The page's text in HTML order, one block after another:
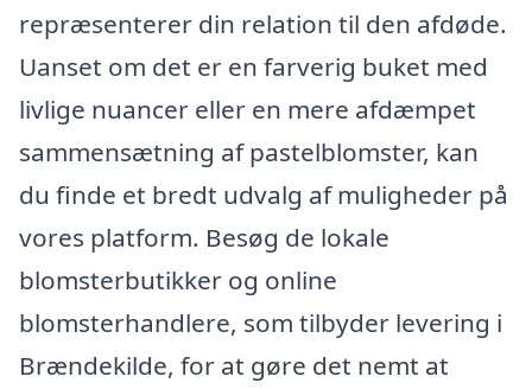
repræsenterer din relation til den afdøde.
Uanset om det er en farverig buket med
livlige nuancer eller en mere afdæmpet
sammensætning af pastelblomster, kan
du finde et bredt udvalg af muligheder på
vores platform. Besøg de lokale
blomsterbutikker og online
blomsterhandlere, som tilbyder levering i
Brændekilde, for at gøre det nemt at